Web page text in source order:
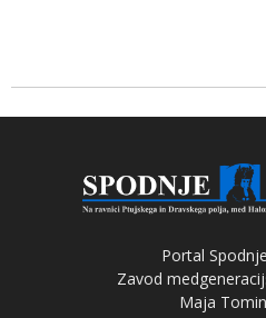
Portal
Zavod
Maja